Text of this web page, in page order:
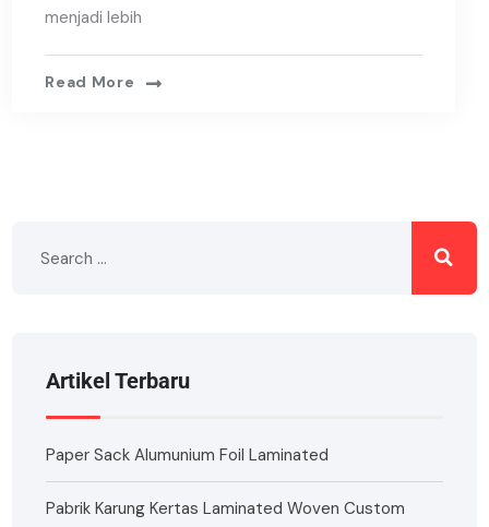
menjadi lebih
Read More
Artikel Terbaru
Paper Sack Alumunium Foil Laminated
Pabrik Karung Kertas Laminated Woven Custom